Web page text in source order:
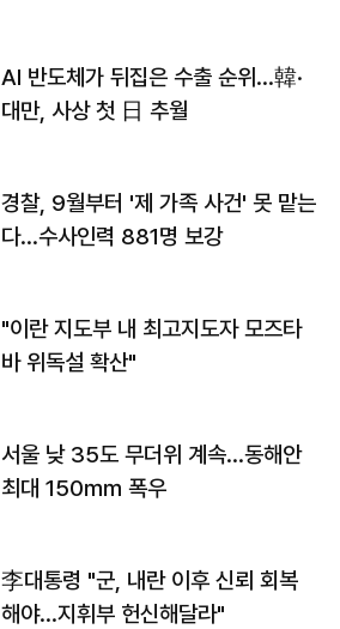
AI 반도체가 뒤집은 수출 순위…韓·
대만, 사상 첫 日 추월
경찰, 9월부터 '제 가족 사건' 못 맡는
다…수사인력 881명 보강
"이란 지도부 내 최고지도자 모즈타
바 위독설 확산"
서울 낮 35도 무더위 계속…동해안
최대 150㎜ 폭우
李대통령 "군, 내란 이후 신뢰 회복
해야…지휘부 헌신해달라"